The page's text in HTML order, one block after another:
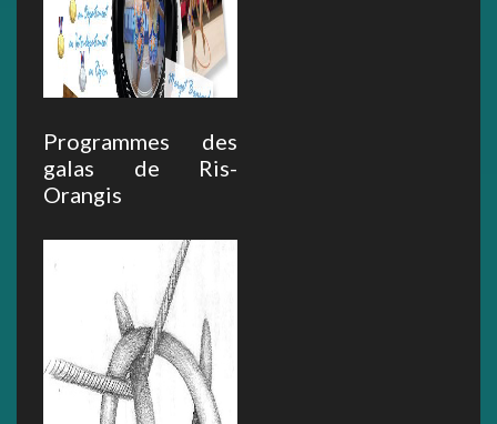
Programmes des
galas de Ris-
Orangis